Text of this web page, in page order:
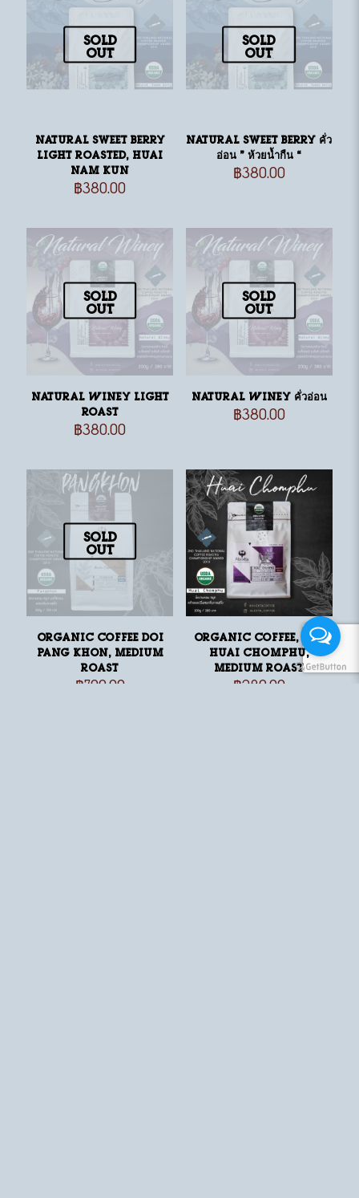
Sold
out
Natural Sweet berry
light roasted, Huai
Nam Kun
฿380.00
Sold
out
Natural Sweet berry คั่ว
อ่อน ” ห้วยน้ำกืน “
฿380.00
Sold
out
Natural Winey Light
Roast
฿380.00
Sold
out
Natural Winey คั่วอ่อน
฿380.00
Sold
out
Organic Coffee Doi
Pang Khon, medium
roast
฿700.00
Organic Coffee, Doi
Huai Chomphu,
medium roast
฿280.00